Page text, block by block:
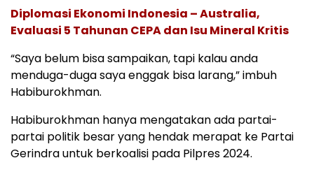
Diplomasi Ekonomi Indonesia – Australia,
Evaluasi 5 Tahunan CEPA dan Isu Mineral Kritis
“Saya belum bisa sampaikan, tapi kalau anda
menduga-duga saya enggak bisa larang,” imbuh
Habiburokhman.
Habiburokhman hanya mengatakan ada partai-
partai politik besar yang hendak merapat ke Partai
Gerindra untuk berkoalisi pada Pilpres 2024.